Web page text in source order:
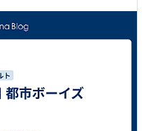
「メロ」発表。サエキ
ンタテインメントと契